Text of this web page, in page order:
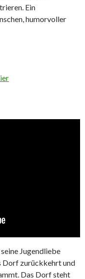
Ein
humorvoller
Jugendliebe
Dorf zurückkehrt und
Das Dorf steht